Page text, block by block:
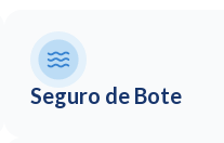
Seguro de Bote